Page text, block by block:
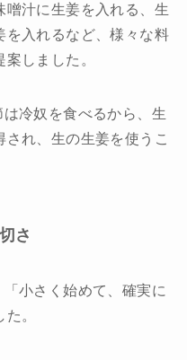
汁に生姜を入れる、生
を入れるなど、様々な料
しました。
冷奴を食べるから、生
れ、生の生姜を使うこ
さ
小さく始めて、確実に
。